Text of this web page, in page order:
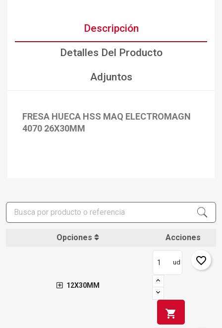
Descripción
Detalles Del Producto
Adjuntos
FRESA HUECA HSS MAQ ELECTROMAGN
4070 26X30MM
Opciones Acciones
12X30MM
ud
shopping_cart
favorite_border